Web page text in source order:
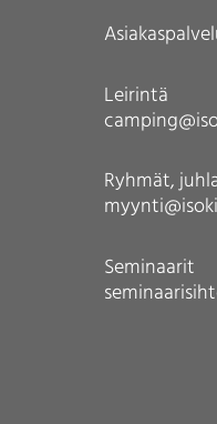
Leirintä
Ryhmät,
Seminaarit